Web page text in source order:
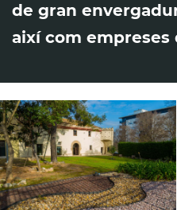
de gran
així com